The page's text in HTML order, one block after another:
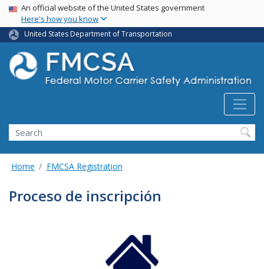
Skip
main
content
USA Banner
An official website of the United States government
Here's how you know
United States Department of Transportation
Search FMCSA
Search
Home FMCSA Registration
Proceso de inscripción